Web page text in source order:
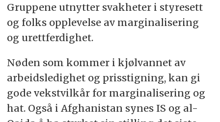
Gruppene utnytter svakheter i styresett
og folks opplevelse av marginalisering
og urettferdighet.
Nøden som kommer i kjølvannet av
arbeidsledighet og prisstigning, kan gi
gode vekstvilkår for marginalisering og
hat. Også i Afghanistan synes IS og al-